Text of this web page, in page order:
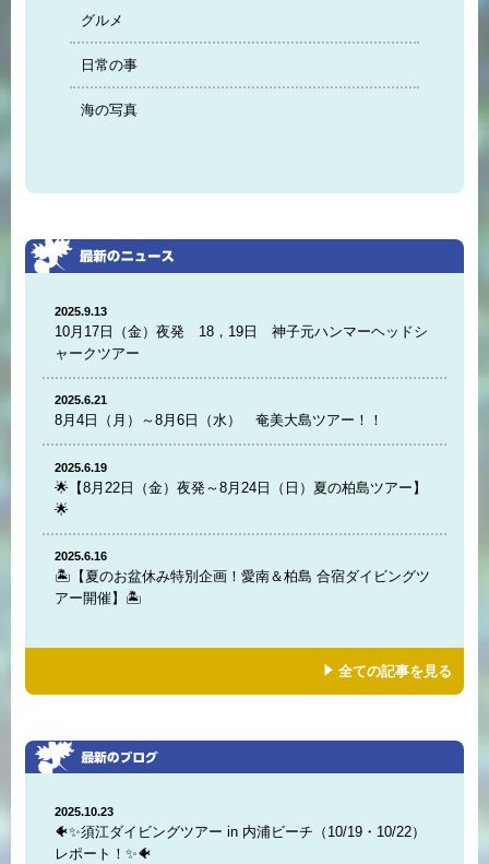
グルメ
日常の事
海の写真
2025.9.13
10月17日（金）夜発 18，19日 神子元ハンマーヘッドシ
ャークツアー
2025.6.21
8月4日（月）～8月6日（水） 奄美大島ツアー！！
2025.6.19
🌟【8月22日（金）夜発～8月24日（日）夏の柏島ツアー】
🌟
2025.6.16
🏝️【夏のお盆休み特別企画！愛南＆柏島 合宿ダイビングツ
アー開催】🏝️
全ての記事を見る
2025.10.23
🐠✨須江ダイビングツアー in 内浦ビーチ（10/19・10/22）
レポート！✨🐠